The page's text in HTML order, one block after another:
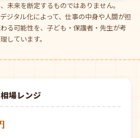
未来を断定するものではありません。
ジタル化によって、仕事の中身や人間が担
る可能性を、子ども・保護者・先生が考
しています。
場レンジ